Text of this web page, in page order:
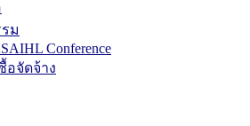
ม
Conference
อจัดจ้าง